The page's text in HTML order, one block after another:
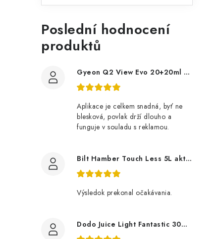
Poslední hodnocení
produktů
Gyeon Q2 View Evo 20+20ml nanopovlak na okna
Aplikace je celkem snadná, byť ne
blesková, povlak drží dlouho a
funguje v souladu s reklamou.
Bilt Hamber Touch Less 5L aktivní pěna
Výsledok prekonal očakávania.
Dodo Juice Light Fantastic 30ml měkký vosk